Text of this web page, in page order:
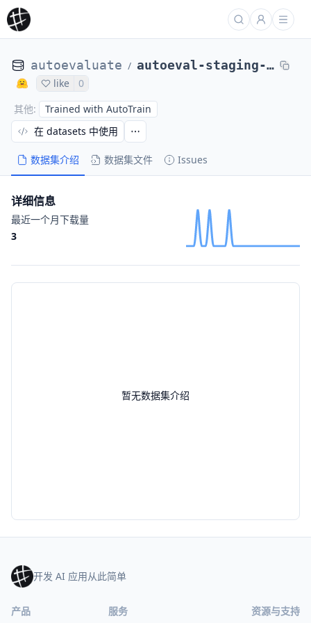
autoevaluate / autoeval-staging-eval-project-adversarial_qa-8ac5f360-11845582
like
0
其他: Trained with AutoTrain
数据集介绍 数据集文件 Issues
在 datasets 中使用
暂无数据集介绍
详细信息
最近一个月下载量
3
开发 AI 应用从此简单
产品 服务 资源与支持